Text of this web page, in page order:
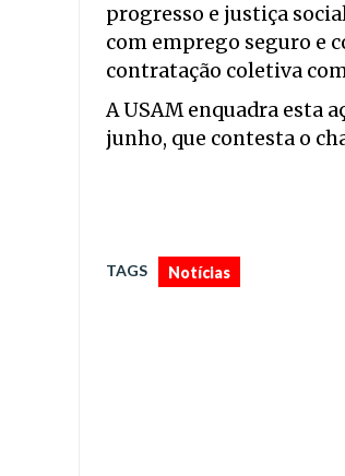
progresso e justiça
com emprego seguro e
contratação coletiva
A USAM enquadra esta
junho, que contesta o
TAGS Notícias